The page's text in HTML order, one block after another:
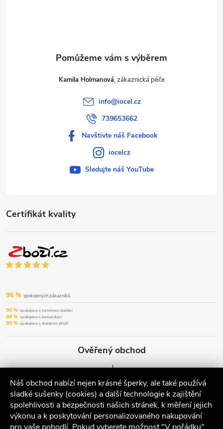
Náš obchod nabízí nejen krásné šperky, ale také používá
sladké sušenky (cookies) a další technologie k zajištění
spolehlivosti a bezpečnosti našich stránek, k měření jejich
výkonu a k poskytování personalizovaného nakupování
Certifikát kvality
96 % spokojených zákazníků
98 % spokojeno s termínem dodání
99 % spokojeno s komunikací
99 % spokojeno s dodáním zboží
Ověřený obchod
Kamila Holmanová
info@iocel.cz
739653662
Navštivte náš Facebook
iocelcz
Sledujte náš YouTube